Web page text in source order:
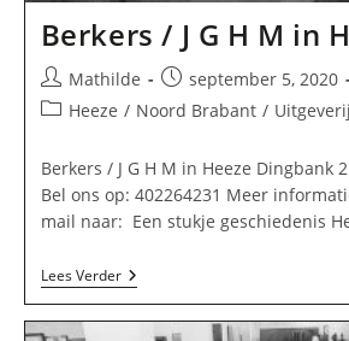
Berkers / J G H M in
Bericht
auteur:
Mathilde
Bericht
gepubliceerd
september 5, 2020
Berichtcategorie:
Heeze / Noord Brabant / Uitgeverij
Berkers / J G H M in Heeze Dingbank
Bel ons op: 402264231 Meer
mail naar: Een stukje geschiedenis
Lees VerderBerkers
/